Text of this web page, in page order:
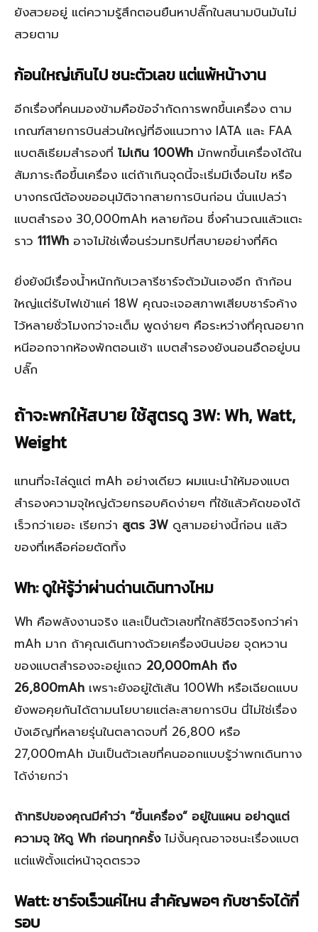
ยังสวยอยู่ แต่ความรู้สึกตอนยืนหาปลั๊กในสนามบินมันไม่
สวยตาม
ก้อนใหญ่เกินไป ชนะตัวเลข แต่แพ้หน้างาน
อีกเรื่องที่คนมองข้ามคือข้อจำกัดการพกขึ้นเครื่อง ตาม
เกณฑ์สายการบินส่วนใหญ่ที่อิงแนวทาง IATA และ FAA
แบตลิเธียมสำรองที่ ไม่เกิน 100Wh มักพกขึ้นเครื่องได้ใน
สัมภาระถือขึ้นเครื่อง แต่ถ้าเกินจุดนี้จะเริ่มมีเงื่อนไข หรือ
บางกรณีต้องขออนุมัติจากสายการบินก่อน นั่นแปลว่า
แบตสำรอง 30,000mAh หลายก้อน ซึ่งคำนวณแล้วแตะ
ราว 111Wh อาจไม่ใช่เพื่อนร่วมทริปที่สบายอย่างที่คิด
ยิ่งยังมีเรื่องน้ำหนักกับเวลารีชาร์จตัวมันเองอีก ถ้าก้อน
ใหญ่แต่รับไฟเข้าแค่ 18W คุณจะเจอสภาพเสียบชาร์จค้าง
ไว้หลายชั่วโมงกว่าจะเต็ม พูดง่ายๆ คือระหว่างที่คุณอยาก
หนีออกจากห้องพักตอนเช้า แบตสำรองยังนอนอืดอยู่บน
ปลั๊ก
ถ้าจะพกให้สบาย ใช้สูตรดู 3W: Wh, Watt,
Weight
แทนที่จะไล่ดูแต่ mAh อย่างเดียว ผมแนะนำให้มองแบต
สำรองความจุใหญ่ด้วยกรอบคิดง่ายๆ ที่ใช้แล้วคัดของได้
เร็วกว่าเยอะ เรียกว่า สูตร 3W ดูสามอย่างนี้ก่อน แล้ว
ของที่เหลือค่อยตัดทิ้ง
Wh: ดูให้รู้ว่าผ่านด่านเดินทางไหม
Wh คือพลังงานจริง และเป็นตัวเลขที่ใกล้ชีวิตจริงกว่าค่า
mAh มาก ถ้าคุณเดินทางด้วยเครื่องบินบ่อย จุดหวาน
ของแบตสำรองจะอยู่แถว 20,000mAh ถึง
26,800mAh เพราะยังอยู่ใต้เส้น 100Wh หรือเฉียดแบบ
ยังพอคุยกันได้ตามนโยบายแต่ละสายการบิน นี่ไม่ใช่เรื่อง
บังเอิญที่หลายรุ่นในตลาดจบที่ 26,800 หรือ
27,000mAh มันเป็นตัวเลขที่คนออกแบบรู้ว่าพกเดินทาง
ได้ง่ายกว่า
ถ้าทริปของคุณมีคำว่า “ขึ้นเครื่อง” อยู่ในแผน อย่าดูแต่
ความจุ ให้ดู Wh ก่อนทุกครั้งไม่งั้นคุณอาจชนะเรื่องแบต
แต่แพ้ตั้งแต่หน้าจุดตรวจ
Watt: ชาร์จเร็วแค่ไหน สำคัญพอๆ กับชาร์จได้กี่
รอบ